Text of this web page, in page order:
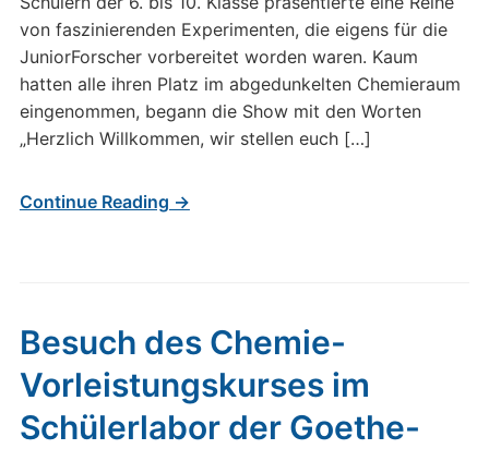
von faszinierenden Experimenten, die eigens für die
JuniorForscher vorbereitet worden waren. Kaum
hatten alle ihren Platz im abgedunkelten Chemieraum
eingenommen, begann die Show mit den Worten
„Herzlich Willkommen, wir stellen euch […]
Continue Reading →
Besuch des Chemie-
Vorleistungskurses im
Schülerlabor der Goethe-